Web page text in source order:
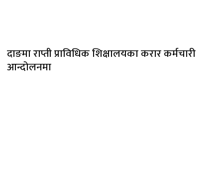
दाङमा राप्ती प्राविधिक शिक्षालयका करार कर्मचारी
आन्दोलनमा